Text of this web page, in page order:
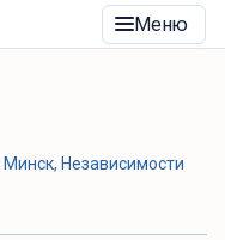
Меню
Независимости